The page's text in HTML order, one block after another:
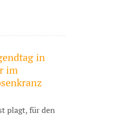
in
im
plagt, für den